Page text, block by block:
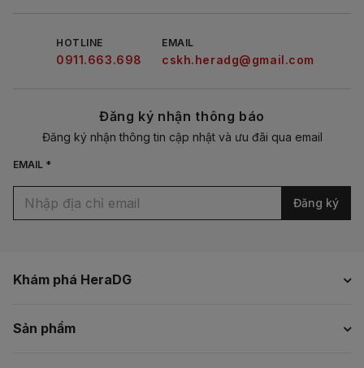
Khám phá HeraDG
Sản phẩm
HOTLINE
0911.663.698
EMAIL
cskh.heradg@gmail.com
Đăng ký nhận thông báo
Đăng ký nhận thông tin cập nhật và ưu đãi qua email
EMAIL *
Đăng ký